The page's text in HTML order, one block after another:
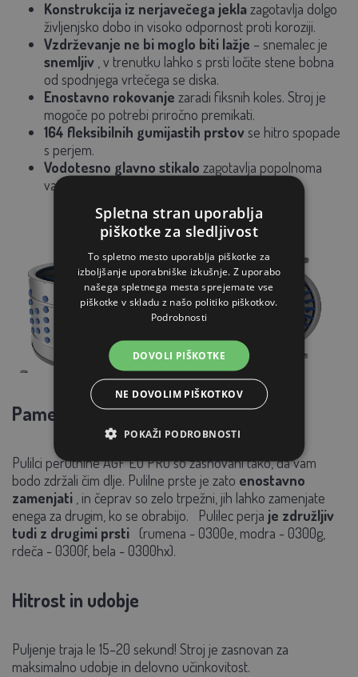
Konstrukcija iz nerjavečega jeklazagotavlja dolgo
življenjsko dobo in visoko odpornost proti koroziji.
Vzdrževanje ne bi moglo biti lažje – snemalec je
snemljiv , v trenutku lahko s prsti ločite stene bobna
od spodnjega vrtečega se diska.
Enostavno rokovanje zaradi fiksnih koles. Stroj je
mogoče po potrebi priročno premikati.
164 fleksibilnih gumijastih prstovse hitro spopade
s perjem.
Vodotesno glavno stikalo zagotavlja popolnoma
varno delovanje.
Pametna rešitev
Pulilci perutnine AGF EU PRO so zasnovani tako, da vam
bodo zdržali čim dlje. Pulilne prste je zato enostavno
zamenjati , in čeprav so zelo trpežni, jih lahko zamenjate
enega za drugim, ko se obrabijo.
Pulilec perja je združljiv
tudi z drugimi prsti (rumena - 0300e, modra - 0300g,
rdeča - 0300f, bela - 0300hx).
Hitrost in udobje
Puljenje traja le 15–20 sekund! Stroj je zasnovan za
maksimalno udobje in delovno učinkovitost.
Spletna stran uporablja
piškotke za sledljivost
To spletno mesto uporablja piškotke za
izboljšanje uporabniške izkušnje. Z uporabo
našega spletnega mesta sprejemate vse
piškotke v skladu z našo politiko piškotkov.
Podrobnosti
DOVOLI PIŠKOTKE
NE DOVOLIM PIŠKOTKOV
POKAŽI PODROBNOSTI